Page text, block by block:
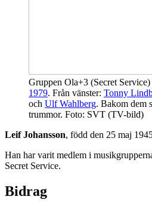
Gruppen Ola+3 (Secret Service)
1979. Från vänster: Tonny
och Ulf Wahlberg. Bakom dem
trummor. Foto: SVT (TV-bild)
Leif Johansson, född den 25 maj
Han har varit medlem i
Secret Service.
Bidrag